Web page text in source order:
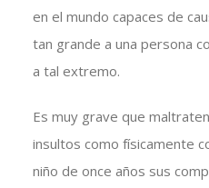
en el mundo capaces de
tan grande a una persona
a tal extremo.
Es muy grave que
insultos como físicamente
niño de once años sus